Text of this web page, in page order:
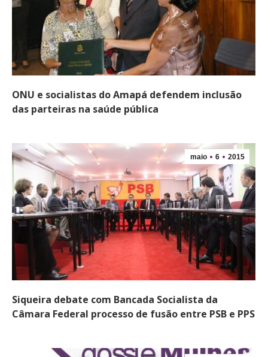
ONU e socialistas do Amapá defendem inclusão
das parteiras na saúde pública
maio 6 2015
Siqueira debate com Bancada Socialista da
Câmara Federal processo de fusão entre PSB e PPS